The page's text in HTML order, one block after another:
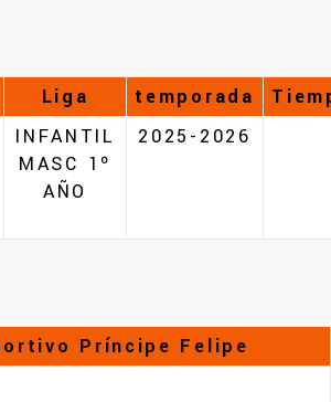
Liga temporada
INFANTIL
MASC 1º
AÑO
2025-2026
Príncipe Felipe